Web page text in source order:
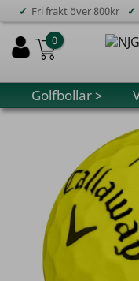
✓ Fri frakt över 800kr ✓
0
Golfbollar >